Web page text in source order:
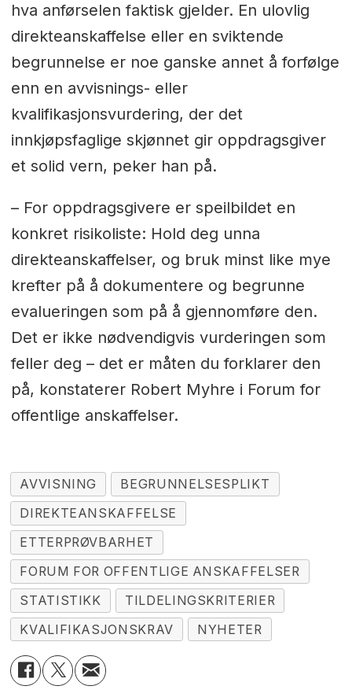
hva anførselen faktisk gjelder. En ulovlig
direkteanskaffelse eller en sviktende
begrunnelse er noe ganske annet å forfølge
enn en avvisnings- eller
kvalifikasjonsvurdering, der det
innkjøpsfaglige skjønnet gir oppdragsgiver
et solid vern, peker han på.
– For oppdragsgivere er speilbildet en
konkret risikoliste: Hold deg unna
direkteanskaffelser, og bruk minst like mye
krefter på å dokumentere og begrunne
evalueringen som på å gjennomføre den.
Det er ikke nødvendigvis vurderingen som
feller deg – det er måten du forklarer den
på, konstaterer Robert Myhre i Forum for
offentlige anskaffelser.
AVVISNING
BEGRUNNELSESPLIKT
DIREKTEANSKAFFELSE
ETTERPRØVBARHET
FORUM FOR OFFENTLIGE ANSKAFFELSER
STATISTIKK
TILDELINGSKRITERIER
KVALIFIKASJONSKRAV
NYHETER